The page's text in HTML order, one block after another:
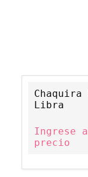
Chaquira
Libra
Ingrese
precio